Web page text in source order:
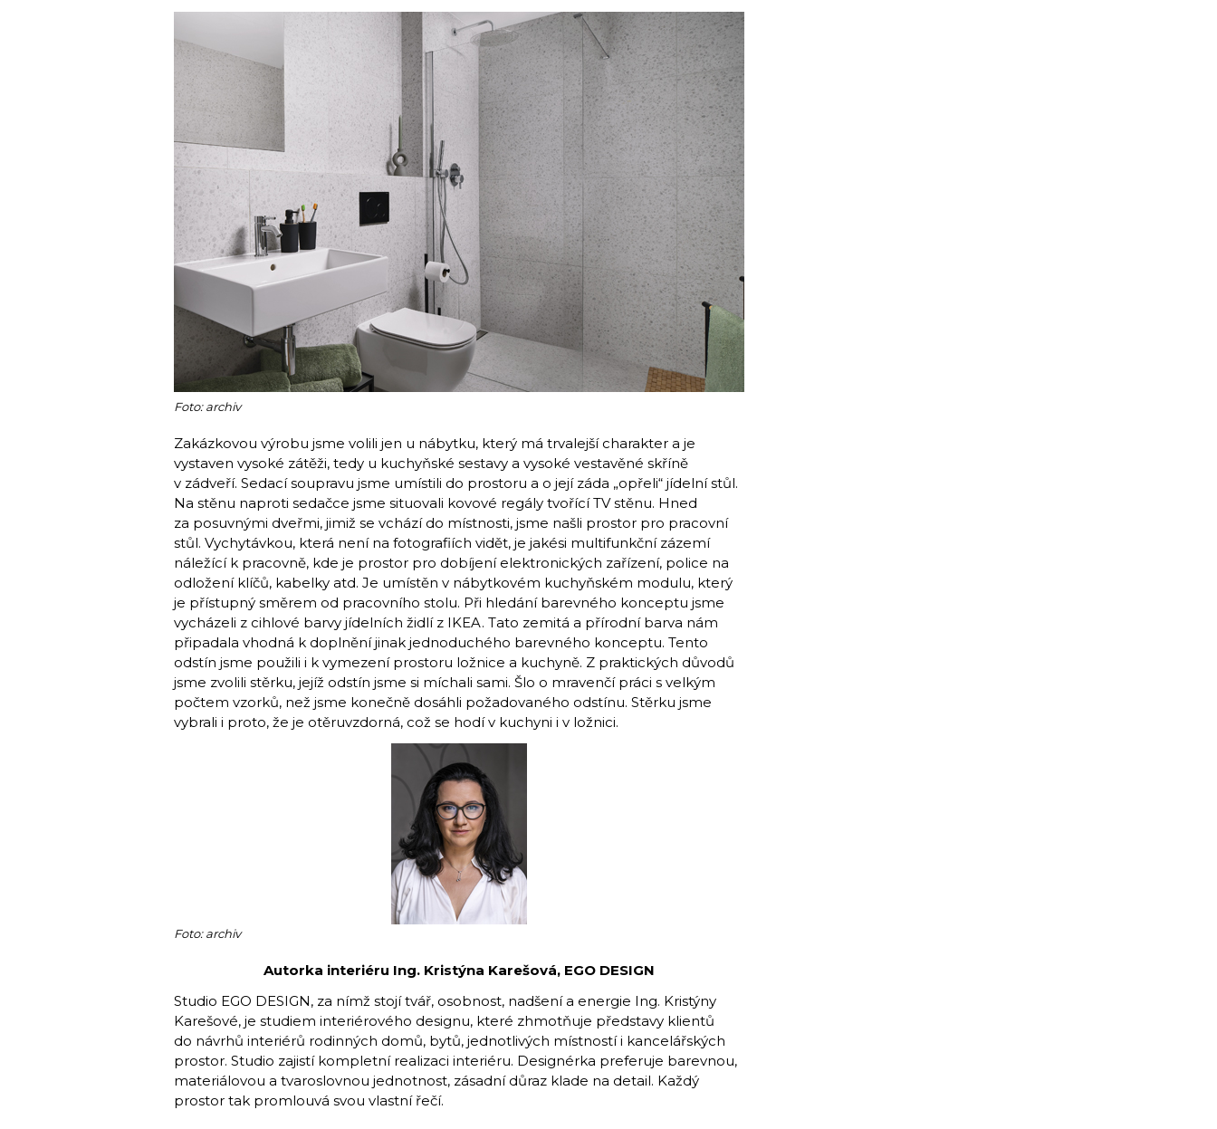
Foto: archiv
Zakázkovou výrobu jsme volili jen u ná­bytku, který má trvalejší charakter a je
vystaven vysoké zátěži, tedy u kuchyňské sestavy a vysoké vestavěné skříně
v zádveří. Sedací soupravu jsme umístili do prostoru a o její záda „opřeli“ jídelní stůl.
Na stěnu naproti sedačce jsme situovali kovové regály tvořící TV stěnu. Hned
za posuvnými dveřmi, jimiž se vchází do místnosti, jsme našli prostor pro pracovní
stůl. Vychytávkou, která není na fotogra­fiích vidět, je jakési multifunkční zázemí
náležící k pracovně, kde je prostor pro dobíjení elektronických zařízení, police na
odložení klíčů, kabelky atd. Je umístěn v nábytkovém kuchyňském modulu, který
je přístupný směrem od pracovního stolu. Při hledání barevného konceptu jsme
vycházeli z cihlové barvy jídelních židlí z IKEA. Tato zemitá a přírodní barva nám
připadala vhodná k doplnění jinak jednoduchého barevného konceptu. Tento
odstín jsme použili i k vymezení prostoru ložnice a kuchyně. Z praktických důvodů
jsme zvolili stěrku, jejíž odstín jsme si míchali sami. Šlo o mravenčí práci s velkým
počtem vzorků, než jsme konečně dosáhli požadovaného odstínu. Stěrku jsme
vybrali i proto, že je otěruvzdorná, což se hodí v kuchyni i v ložnici.
Foto: archiv
Autorka interiéru Ing. Kristýna Karešová, EGO DESIGN
Studio EGO DESIGN, za nímž stojí tvář, osobnost, nadšení a energie Ing. Kristýny
Karešové, je studiem interiérového designu, které zhmotňuje představy klientů
do návrhů interiérů rodinných domů, bytů, jednotlivých místností i kancelářských
prostor. Studio zajistí kompletní realizaci interiéru. Designérka preferuje barevnou,
materiálovou a tvaroslovnou jednotnost, zásadní důraz klade na detail. Každý
prostor tak promlouvá svou vlastní řečí.